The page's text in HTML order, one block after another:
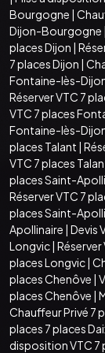
Bourgogne |
Dijon-Bourgogne |
places Dijon |
7 places Dijon |
Fontaine-lès-
Réserver VTC 7
VTC 7 places
Fontaine-lès-
places Talant |
VTC 7 places
places Saint-
Réserver VTC 7
places Saint-
Apollinaire | Devis
Longvic| Réserver
places Longvic|
places Chenôve |
places Chenôve |
Chauffeur Privé 7
places 7 places
disposition VTC 7